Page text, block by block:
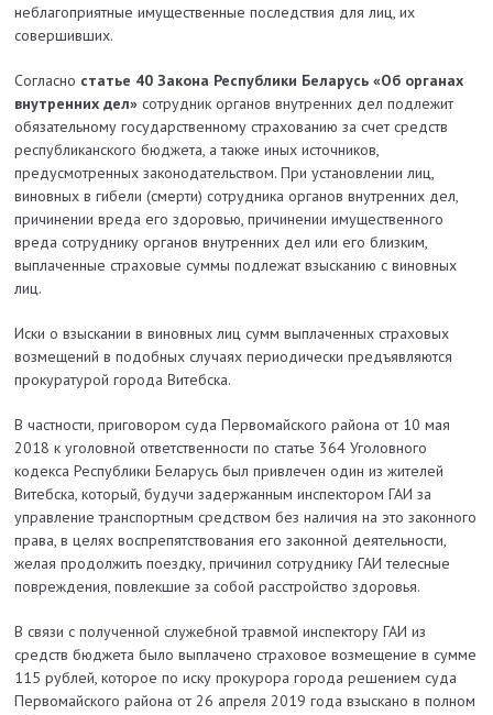
неблагоприятные имущественные последствия для лиц, их
совершивших.
Согласно статье 40 Закона Республики Беларусь «Об органах
внутренних дел» сотрудник органов внутренних дел подлежит
обязательному государственному страхованию за счет средств
республиканского бюджета, а также иных источников,
предусмотренных законодательством. При установлении лиц,
виновных в гибели (смерти) сотрудника органов внутренних дел,
причинении вреда его здоровью, причинении имущественного
вреда сотруднику органов внутренних дел или его близким,
выплаченные страховые суммы подлежат взысканию с виновных
лиц.
Иски о взыскании в виновных лиц сумм выплаченных страховых
возмещений в подобных случаях периодически предъявляются
прокуратурой города Витебска.
В частности, приговором суда Первомайского района от 10 мая
2018 к уголовной ответственности по статье 364 Уголовного
кодекса Республики Беларусь был привлечен один из жителей
Витебска, который, будучи задержанным инспектором ГАИ за
управление транспортным средством без наличия на это законного
права, в целях воспрепятствования его законной деятельности,
желая продолжить поездку, причинил сотруднику ГАИ телесные
повреждения, повлекшие за собой расстройство здоровья.
В связи с полученной служебной травмой инспектору ГАИ из
средств бюджета было выплачено страховое возмещение в сумме
115 рублей, которое по иску прокурора города решением суда
Первомайского района от 26 апреля 2019 года взыскано в полном